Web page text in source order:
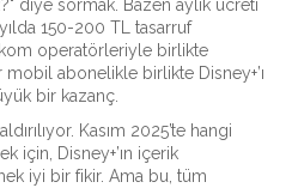
diye sormak. Bazen aylık ücreti
150-200 TL tasarruf
operatörleriyle birlikte
abonelikle birlikte Disney+’ı
bir kazanç.
Kasım 2025’te hangi
için, Disney+’ın içerik
iyi bir fikir. Ama bu, tüm